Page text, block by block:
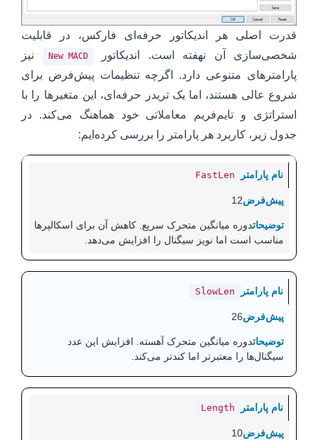
قدرت اصلی هر اندیکاتور حرفه‌ای فارکس، در قابلیت
شخصی‌سازی آن نهفته است. اندیکاتور
New MACD
نیز
پارامترهای متنوعی دارد. اگرچه تنظیمات پیش‌فرض برای
شروع عالی هستند، اما یک تریدر حرفه‌ای، این متغیرها را با
استراتژی و تایم‌فریم معاملاتی خود هماهنگ می‌کند. در
جدول زیر، کاربرد هر پارامتر را بررسی کرده‌ایم:
FastLen
12
دوره میانگین متحرک سریع. کاهش آن برای اسکالپرها
مناسب است اما نویز سیگنال را افزایش می‌دهد.
SlowLen
26
دوره میانگین متحرک آهسته. افزایش این عدد
سیگنال‌ها را معتبرتر اما کندتر می‌کند.
Length
10